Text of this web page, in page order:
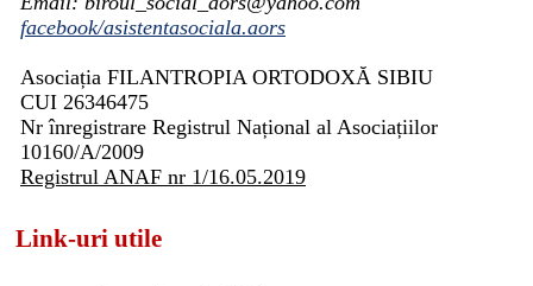
facebook/asistentasociala.aors
Asociația FILANTROPIA ORTODOXĂ SIBIU
CUI 26346475
Nr înregistrare Registrul Național al Asociațiilor
10160/A/2009
Registrul ANAF nr 1/16.05.2019
Link-uri utile